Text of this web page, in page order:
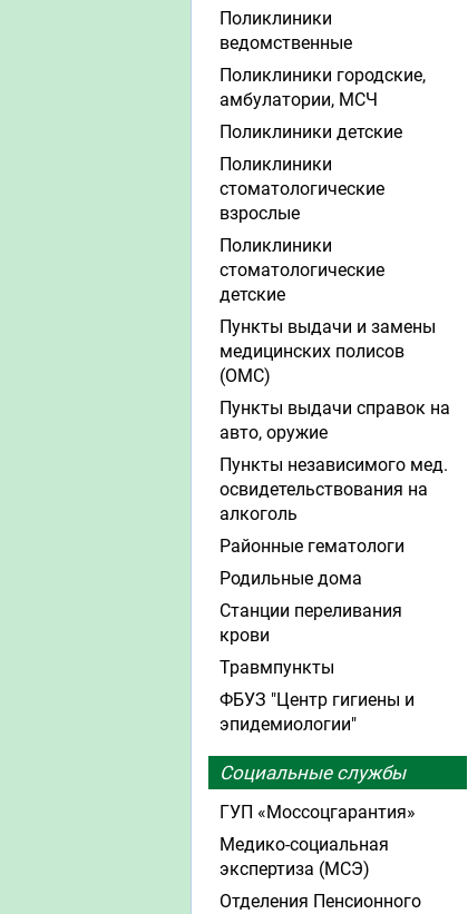
Поликлиники
ведомственные
Поликлиники городские,
амбулатории, МСЧ
Поликлиники детские
Поликлиники
стоматологические
взрослые
Поликлиники
стоматологические
детские
Пункты выдачи и замены
медицинских полисов
(ОМС)
Пункты выдачи справок на
авто, оружие
Пункты независимого мед.
освидетельствования на
алкоголь
Районные гематологи
Родильные дома
Станции переливания
крови
Травмпункты
ФБУЗ "Центр гигиены и
эпидемиологии"
Социальные службы
ГУП «Моссоцгарантия»
Медико-социальная
экспертиза (МСЭ)
Отделения Пенсионного